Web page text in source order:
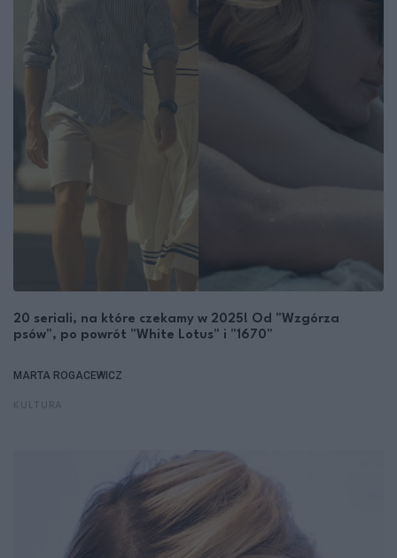
20 seriali, na które czekamy w 2025! Od "Wzgórza
psów", po powrót "White Lotus" i "1670"
MARTA ROGACEWICZ